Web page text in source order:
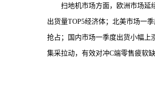
扫地机市场方面，欧洲市场延
出货量TOP5经济体；北美市场一
抢占；国内市场一季度出货小幅上
集采拉动，有效对冲C端零售疲软